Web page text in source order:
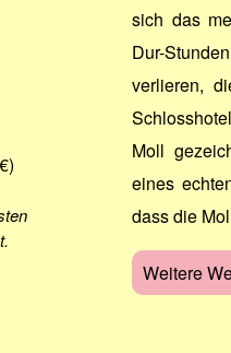
sich das
Dur-
verlieren,
Moll
eines
dass die
Weitere